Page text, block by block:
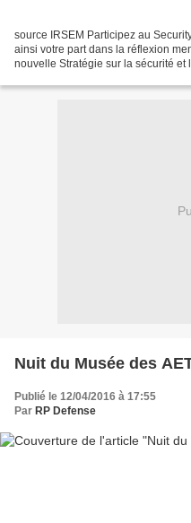
source IRSEM Participez au
ainsi votre part dans la réflexion
nouvelle Stratégie sur la sécurité et
Nuit du Musée des
Publié le 12/04/2016 à 17:55
Par RP Defense